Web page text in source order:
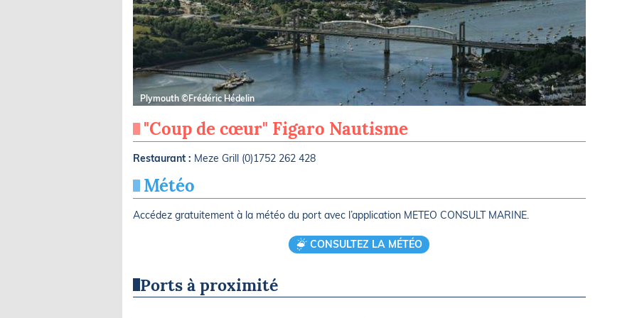
Plymouth ©Frédéric Hédelin
"Coup de cœur" Figaro Nautisme
Restaurant : Meze Grill (0)1752 262 428
Météo
Accédez gratuitement à la météo du port avec l’application METEO CONSULT MARINE.
CONSULTEZ LA MÉTÉO
Ports à proximité